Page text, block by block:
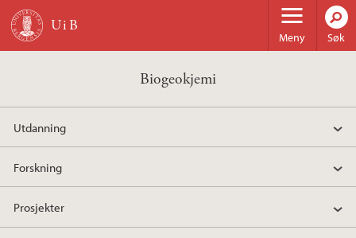
Hopp til hovedinnhold
Meny Søk
Biogeokjemi
Utdanning
Forskning
Prosjekter